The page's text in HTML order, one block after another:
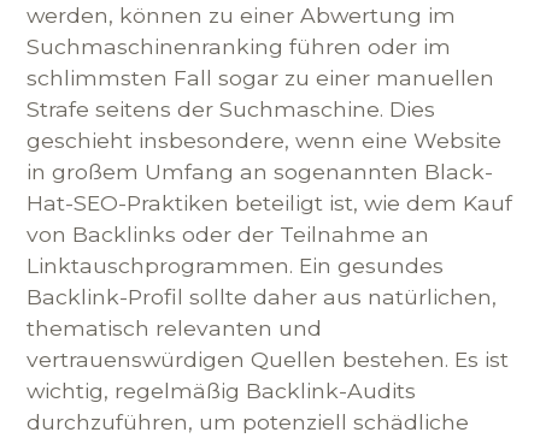
werden, können zu einer Abwertung im
Suchmaschinenranking führen oder im
schlimmsten Fall sogar zu einer manuellen
Strafe seitens der Suchmaschine. Dies
geschieht insbesondere, wenn eine Website
in großem Umfang an sogenannten Black-
Hat-SEO-Praktiken beteiligt ist, wie dem Kauf
von Backlinks oder der Teilnahme an
Linktauschprogrammen. Ein gesundes
Backlink-Profil sollte daher aus natürlichen,
thematisch relevanten und
vertrauenswürdigen Quellen bestehen. Es ist
wichtig, regelmäßig Backlink-Audits
durchzuführen, um potenziell schädliche